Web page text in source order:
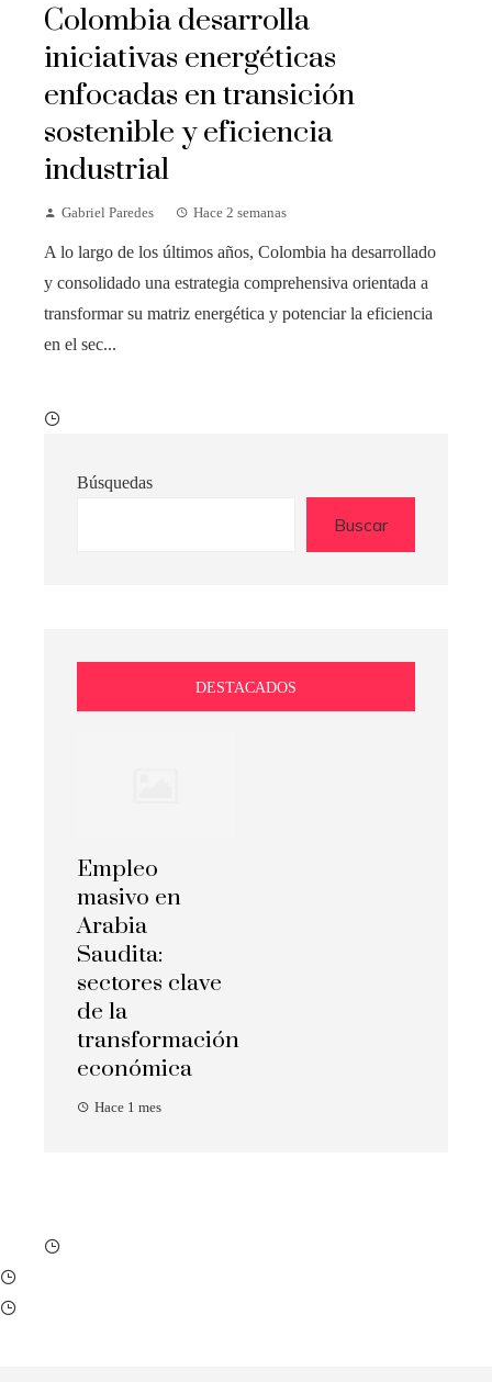
Colombia desarrolla
iniciativas energéticas
enfocadas en transición
sostenible y eficiencia
industrial
Gabriel Paredes Hace 2 semanas
A lo largo de los últimos años, Colombia ha desarrollado
y consolidado una estrategia comprehensiva orientada a
transformar su matriz energética y potenciar la eficiencia
en el sec...
Búsquedas
Buscar
DESTACADOS
Empleo
masivo en
Arabia
Saudita:
sectores clave
de la
transformación
económica
Hace 1 mes